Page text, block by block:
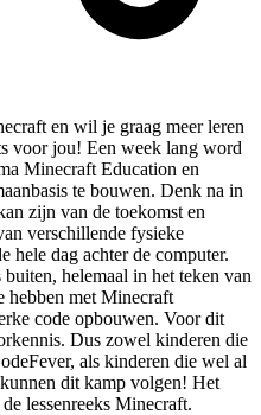
en wil je graag meer leren
voor jou! Een week lang word
Minecraft Education en
te bouwen. Denk na in
zijn van de toekomst en
verschillende fysieke
hele dag achter de computer.
helemaal in het teken van
hebben met Minecraft
code opbouwen. Voor dit
Dus zowel kinderen die
als kinderen die wel al
dit kamp volgen! Het
lessenreeks Minecraft.